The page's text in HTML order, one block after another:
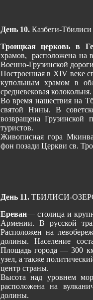
День 10.Казбеги-Тбилиси
Троицкая церковь в
храмов, расположена на
Военно-Грузинской
Построенная в XIV веке
купольным храмом в
средневековая колокольня.
Во время нашествия на
святой Нины. В
возвращена Грузинской
туристов.
Живописная гора
фон позади Церкви св.
День 11.ТБИЛИСИ-
Ереван— столица и
Армении. В русской
Расположен на
долины. Население
Площадь города — 300
узел, а также
центр страны.
Высота над уровнем
расположена на
долины.